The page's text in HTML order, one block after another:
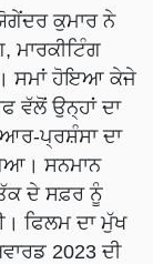
ਕੁਮਾਰ ਨੇ
ਮਾਰਕੀਟਿੰਗ
ਸਮਾਂ ਹੋਇਆ ਕੇਜੇ
ਵੱਲੋਂ ਉਨ੍ਹਾਂ ਦਾ
ਪ੍ਰਸ਼ੰਸਾ ਦਾ
ਸਨਮਾਨ
ਦੇ ਸਫ਼ਰ ਨੂੰ
ਫਿਲਮ ਦਾ ਮੁੱਖ
2023 ਦੀ